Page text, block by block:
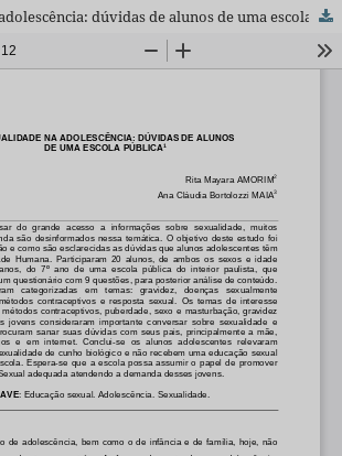
Sexualidade na adolescência: dúvidas de alunos de uma escola pública